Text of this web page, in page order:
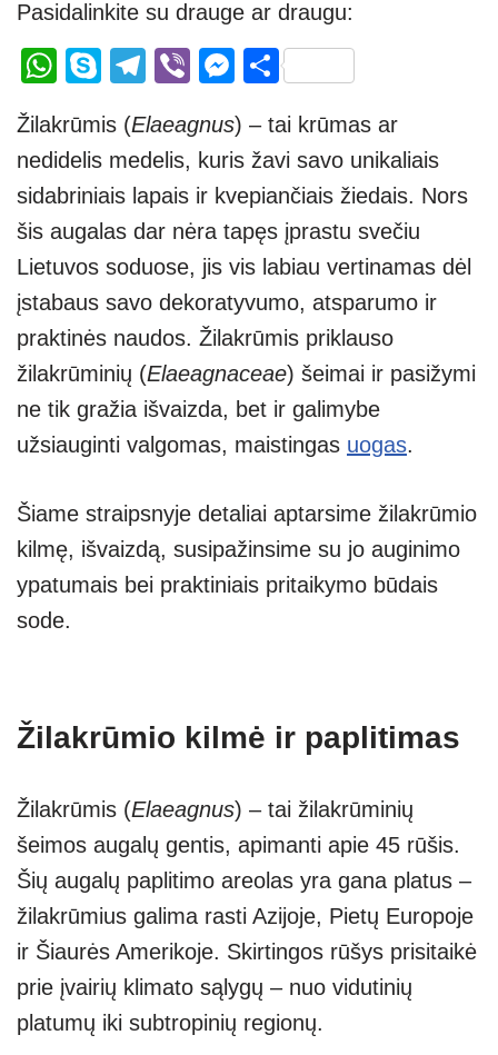
Pasidalinkite su drauge ar draugu:
W
at
s
A
p
p
S
p
e
T
e
gr
a
m
Vi
er
M
ss
e
n
g
er
S
ar
e
Žilakrūmis (Elaeagnus) – tai krūmas ar
nedidelis medelis, kuris žavi savo unikaliais
sidabriniais lapais ir kvepiančiais žiedais. Nors
šis augalas dar nėra tapęs įprastu svečiu
Lietuvos soduose, jis vis labiau vertinamas dėl
įstabaus savo dekoratyvumo, atsparumo ir
praktinės naudos. Žilakrūmis priklauso
žilakrūminių (Elaeagnaceae) šeimai ir pasižymi
ne tik gražia išvaizda, bet ir galimybe
užsiauginti valgomas, maistingas uogas.
Šiame straipsnyje detaliai aptarsime žilakrūmio
kilmę, išvaizdą, susipažinsime su jo auginimo
ypatumais bei praktiniais pritaikymo būdais
sode.
Žilakrūmio kilmė ir paplitimas
Žilakrūmis (Elaeagnus) – tai žilakrūminių
šeimos augalų gentis, apimanti apie 45 rūšis.
Šių augalų paplitimo areolas yra gana platus –
žilakrūmius galima rasti Azijoje, Pietų Europoje
ir Šiaurės Amerikoje. Skirtingos rūšys prisitaikė
prie įvairių klimato sąlygų – nuo vidutinių
platumų iki subtropinių regionų.